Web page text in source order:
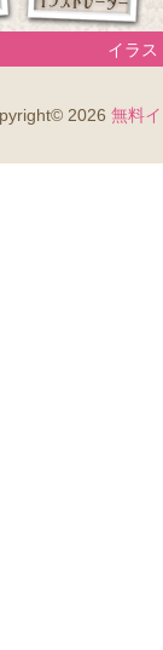
イラス
2026 無料